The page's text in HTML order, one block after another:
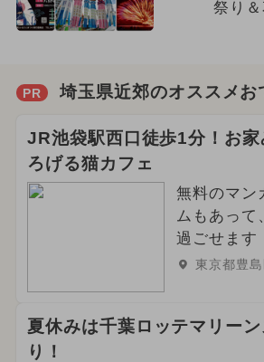
祭り＆
PR 埼玉県近郊のオススメお
JR池袋駅西口徒歩1分！お
ろげる猫カフェ
無料のマン
ムもあって
過ごせます
東京都豊島
夏休みは千葉ロッテマリー
り！